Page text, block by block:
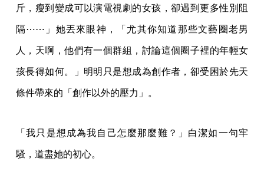
斤，瘦到變成可以演電視劇的女孩，卻遇到更多性別阻
隔⋯⋯」她丟來眼神，「尤其你知道那些文藝圈老男
人，天啊，他們有一個群組，討論這個圈子裡的年輕女
孩長得如何。」明明只是想成為創作者，卻受困於先天
條件帶來的「創作以外的壓力」。
「我只是想成為我自己怎麼那麼難？」白潔如一句牢
騷，道盡她的初心。